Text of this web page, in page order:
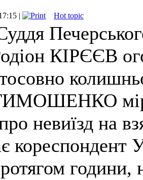
| Hot topic
КІРЄЄВ
міри
невиїзд на
години,